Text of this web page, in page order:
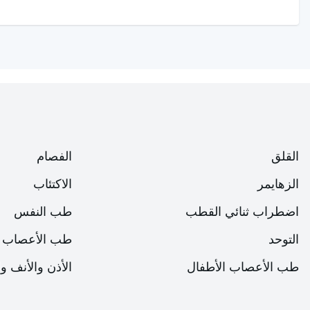
في حالة الطوارئ، بدلاً من الذهاب إلى الطبيب،
تقليل التأخير في الخدمة مع تقنية الطب النفسي عن بُعد.
القلق
الزهايمر
اضطراب ثنائي القطب
التوحد
طب الأعصاب الأطفال
الفصام
الاكتئاب
طب النفس
طب الأعصاب
الأذن والأنف